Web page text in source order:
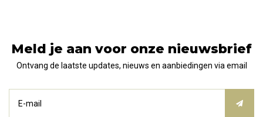
Meld je aan voor onze nieuwsbrief
Ontvang de laatste updates, nieuws en aanbiedingen via email